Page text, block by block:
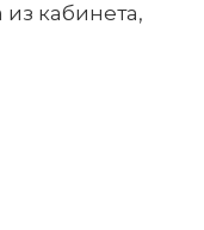
кабинета,